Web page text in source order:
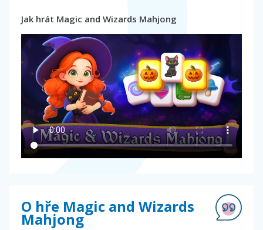
Jak hrát Magic and Wizards Mahjong
O hře Magic and Wizards
Mahjong